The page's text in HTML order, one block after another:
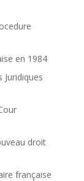
en 1984
Juridiques
droit
française